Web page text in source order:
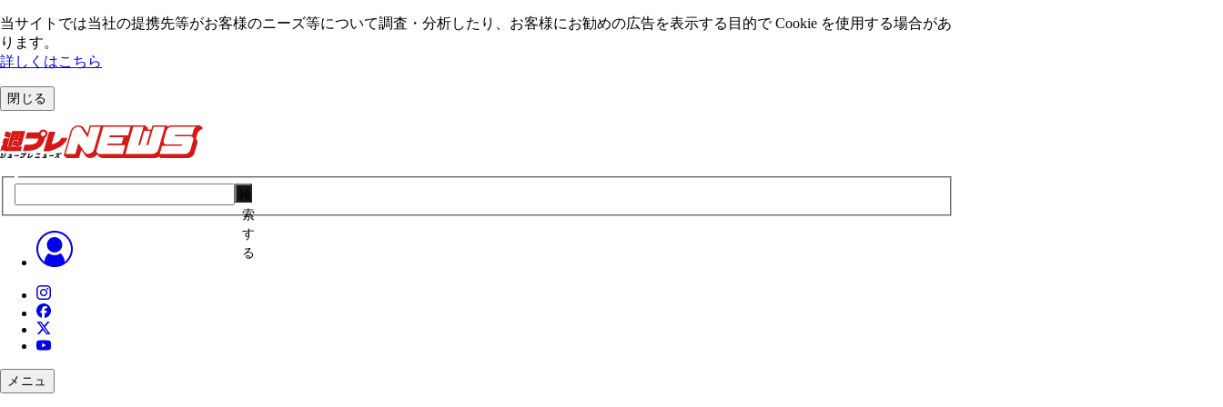
当サイトでは当社の提携先等がお客様のニーズ等について調査・分析したり、お客様にお勧めの広告を表⽰する⽬的で Cookie を使⽤する場合があ
ります。
詳しくはこちら
閉じる
索
す
る
メニュ